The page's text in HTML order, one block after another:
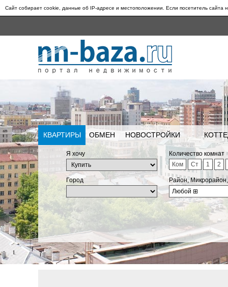
Сайт собирает cookie, данные об IP-адресе и местоположении. Если посетитель сайта
КВАРТИРЫ ОБМЕН НОВОСТРОЙКИ
Я хочу
Количество комнат
Ком
Ст 1 2
Город
Район,
Любой ⊞